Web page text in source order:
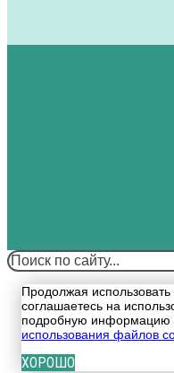
Поиск
Продолжая
соглашаетесь на
подробную информацию
использования файлов
ХОРОШО